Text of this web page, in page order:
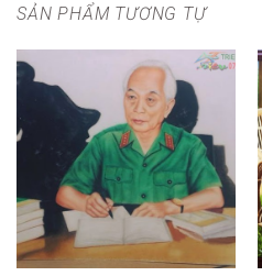
SẢN PHẨM TƯƠNG TỰ